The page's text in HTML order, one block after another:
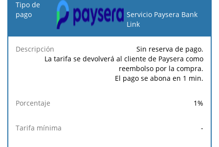
Tipo
de
Descripción
Tarifa
mínima
Tarifa
máxima
Servicio Paysera Bank
Link
Sin reserva de pago.
La tarifa se devolverá al cliente de Paysera como
reembolso por la compra.
El pago se abona en 1 min.
1%
-